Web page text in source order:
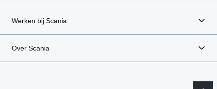
Werken bij Scania
Over Scania